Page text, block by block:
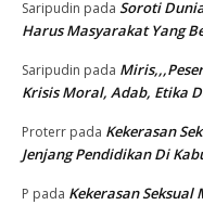
Saripudin pada Soroti
Harus Masyarakat Yang
Saripudin pada
Krisis Moral, Adab, Etika
Proterr pada Kekerasan
Jenjang Pendidikan Di
P pada Kekerasan Seksual